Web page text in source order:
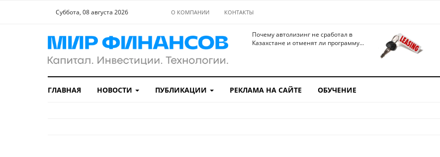
Суббота, 08 августа 2026 О КОМПАНИИ КОНТАКТЫ
Почему автолизинг не сработал в
Казахстане и отменят ли программу...
ГЛАВНАЯ НОВОСТИ ПУБЛИКАЦИИ РЕКЛАМА НА САЙТЕ ОБУЧЕНИЕ